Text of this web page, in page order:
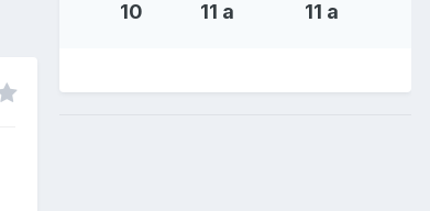
10 11 a 11 a